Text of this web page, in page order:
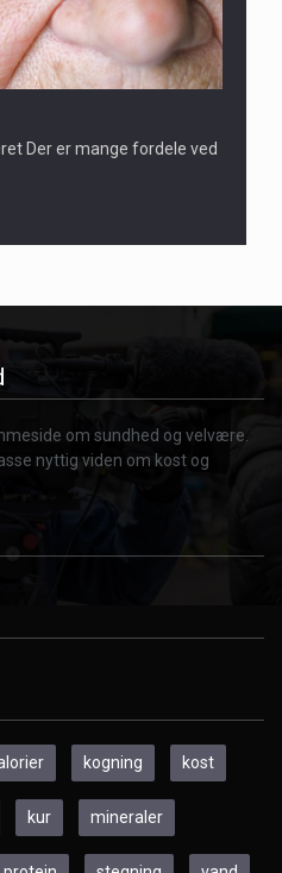
Der er mange fordele ved
om sundhed og velvære.
nyttig viden om kost og
kogning kost
kur mineraler